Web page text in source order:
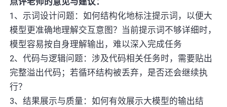
1、示词设计问题：如何结构化地标注提示词，以便大
模型更准确地理解交互意图？当前提示词不够详细时，
模型容易按自身理解输出，难以深入完成任务
2、代码与逻辑问题：涉及代码相关任务时，需要贴出
完整溢出代码；若循环结构被丢弃，是否还会继续执
行？
3、结果展示与质量：如何有效展示大模型的输出结